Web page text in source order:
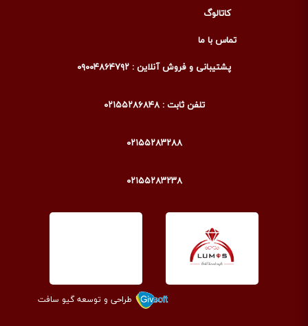
کاتالوگ
تماس با ما
پشتیبانی و فروش آنلاین : ۰۹۰۰۴۸۶۴۷۹۲
تلفن ثابت : ۰۲۱۵۵۲۸۶۸۴۸
۰۲۱۵۵۲۸۳۲۸۸
۰۲۱۵۵۲۸۳۲۳۸
طراحی و توسعه گیو سافت